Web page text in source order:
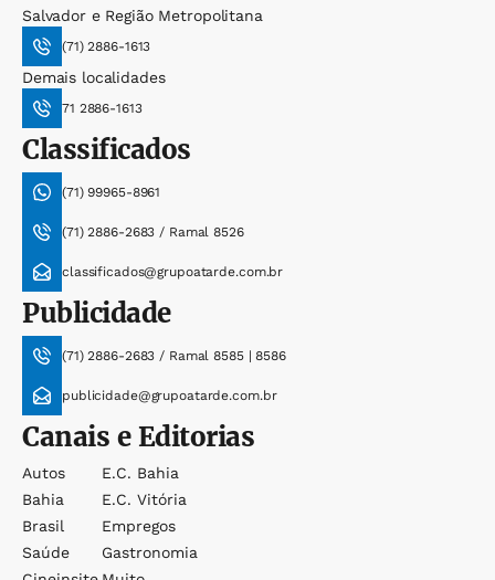
Salvador e Região Metropolitana
(71) 2886-1613
Demais localidades
71 2886-1613
Classificados
(71) 99965-8961
(71) 2886-2683 / Ramal 8526
classificados@grupoatarde.com.br
Publicidade
(71) 2886-2683 / Ramal 8585 | 8586
publicidade@grupoatarde.com.br
Canais e Editorias
Autos
Bahia
Brasil
Saúde
E.c. Bahia
E.c. Vitória
Empregos
Gastronomia